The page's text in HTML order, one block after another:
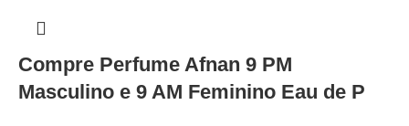
Compre Perfume Afnan 9 PM
Masculino e 9 AM Feminino Eau de P